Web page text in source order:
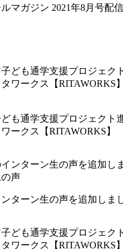
マガジン 2021年8月号配
も通学支援プロジェクト
ークス【RITAWORKS】
声
ターン生の声を追加しま